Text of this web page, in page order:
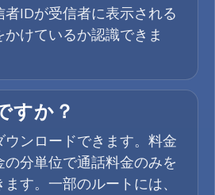
IDが受信者に表示される
けているか認識できま
すか？
ウンロードできます。料金
分単位で通話料金のみを
す。一部のルートには、